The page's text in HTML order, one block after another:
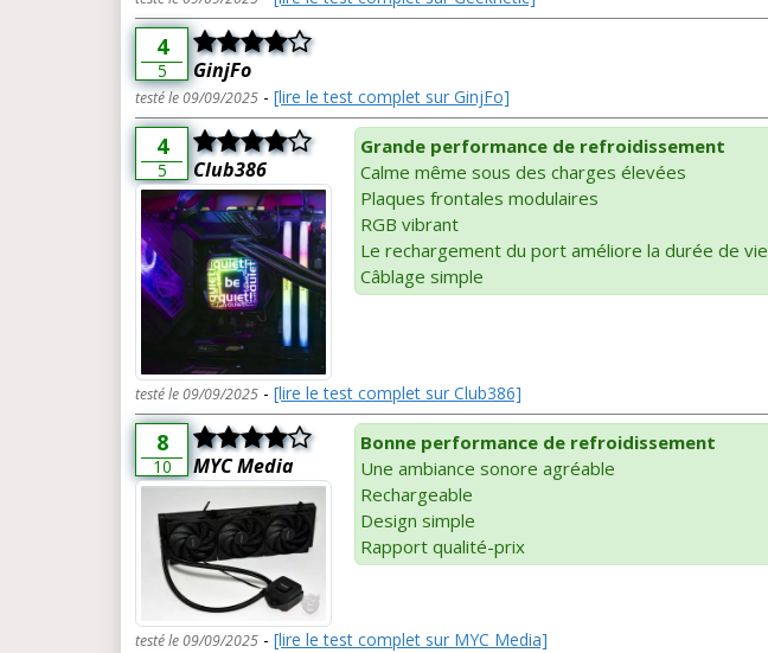
4
5 GinjFo
testé le 09/09/2025 - [lire le test complet sur GinjFo]
4
5 Club386
Grande performance de refroidissement
Calme même sous des charges élevées
Plaques frontales modulaires
RGB vibrant
Le rechargement du port améliore la durée de vie
Câblage simple
testé le 09/09/2025 - [lire le test complet sur Club386]
8
10 MYC Media
Bonne performance de refroidissement
Une ambiance sonore agréable
Rechargeable
Design simple
Rapport qualité-prix
testé le 09/09/2025 - [lire le test complet sur MYC Media]